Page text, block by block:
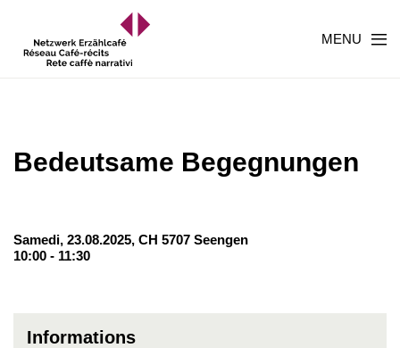
MENU
Bedeutsame Begegnungen
Samedi, 23.08.2025, CH 5707 Seengen
10:00 - 11:30
Informations